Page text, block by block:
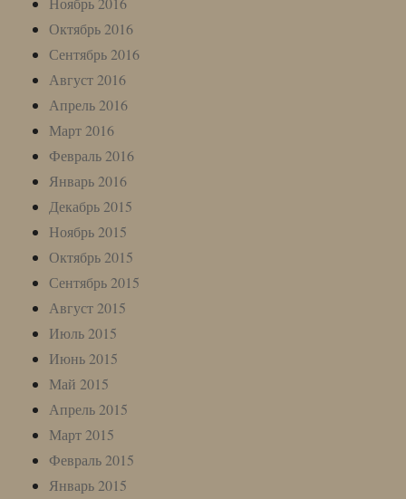
Октябрь 2016
Сентябрь 2016
Август 2016
Апрель 2016
Март 2016
Февраль 2016
Январь 2016
Декабрь 2015
Ноябрь 2015
Октябрь 2015
Сентябрь 2015
Август 2015
Июль 2015
Июнь 2015
Май 2015
Апрель 2015
Март 2015
Февраль 2015
Январь 2015